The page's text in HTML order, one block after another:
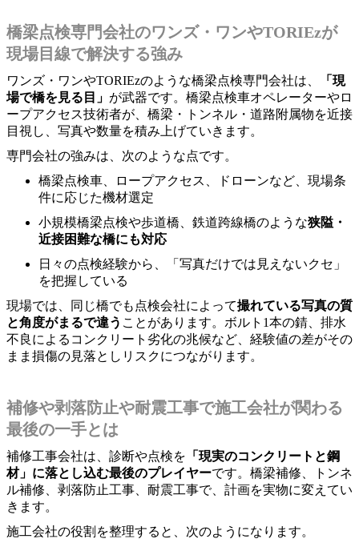
橋梁点検専門会社のワンズ・ワンやTORIEzが
現場目線で解決する強み
ワンズ・ワンやTORIEzのような橋梁点検専門会社は、
「現
場で橋を見る目」 が武器です。橋梁点検車オペレーターやロ
ープアクセス技術者が、橋梁・トンネル・道路附属物を近接
目視し、写真や数量を積み上げていきます。
専門会社の強みは、次のような点です。
橋梁点検車、ロープアクセス、ドローンなど、現場条
件に応じた機材選定
小規模橋梁点検や歩道橋、鉄道跨線橋のような狭隘・
近接困難な橋にも対応
日々の点検経験から、「写真だけでは見えないクセ」
を把握している
現場では、同じ橋でも点検会社によって撮れている写真の質
と角度がまるで違う ことがあります。ボルト1本の錆、排水
不良によるコンクリート劣化の兆候など、経験値の差がその
まま損傷の見落としリスクにつながります。
補修や剥落防止や耐震工事で施工会社が関わる
最後の一手とは
補修工事会社は、診断や点検を 「現実のコンクリートと鋼
材」に落とし込む最後のプレイヤーです。橋梁補修、トンネ
ル補修、剥落防止工事、耐震工事で、計画を実物に変えてい
きます。
施工会社の役割を整理すると、次のようになります。